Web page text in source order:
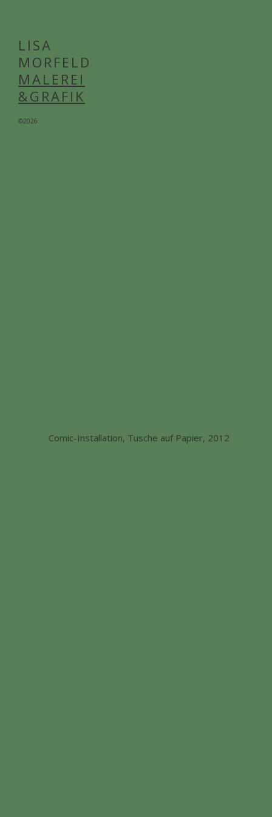
LISA
MORFELD
MALEREI
&GRAFIK
©2026
Comic-Installation, Tusche auf Papier, 2012